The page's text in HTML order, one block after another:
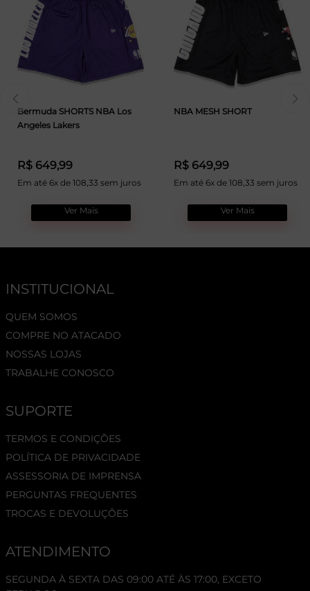
Bermuda SHORTS NBA Los
Angeles Lakers
R$ 649,99
Em até 6x de 108,33 sem juros
Ver Mais
NBA MESH SHORT
R$ 649,99
Em até 6x de 108,33 sem juros
Ver Mais
INSTITUCIONAL
QUEM SOMOS
COMPRE NO ATACADO
NOSSAS LOJAS
TRABALHE CONOSCO
SUPORTE
TERMOS E CONDIÇÕES
POLÍTICA DE PRIVACIDADE
ASSESSORIA DE IMPRENSA
PERGUNTAS FREQUENTES
TROCAS E DEVOLUÇÕES
ATENDIMENTO
SEGUNDA À SEXTA DAS 09:00 ATÉ ÀS 17:00, EXCETO